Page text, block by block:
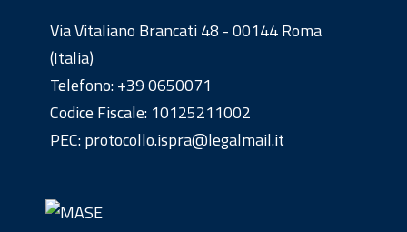
Via Vitaliano Brancati 48 - 00144 Roma
(Italia)
Telefono:+39 0650071
Codice Fiscale: 10125211002
PEC: protocollo.ispra@legalmail.it